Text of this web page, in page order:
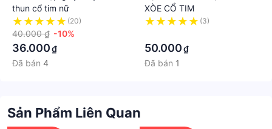
thun cổ tim nữ
(20)
40.000 ₫ -10%
36.000₫
Đã bán 4
XÒE CỔ TIM
(3)
50.000₫
Đã bán 1
Sản Phẩm Liên Quan